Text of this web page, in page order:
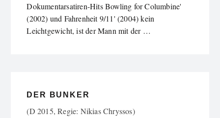
Dokumentarsatiren-Hits Bowling for Columbine'
(2002) und Fahrenheit 9/11' (2004) kein
Leichtgewicht, ist der Mann mit der …
DER BUNKER
(D 2015, Regie: Nikias Chryssos)